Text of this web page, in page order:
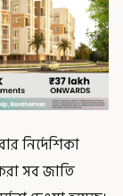
নির্দেশিকা
সব জাতি